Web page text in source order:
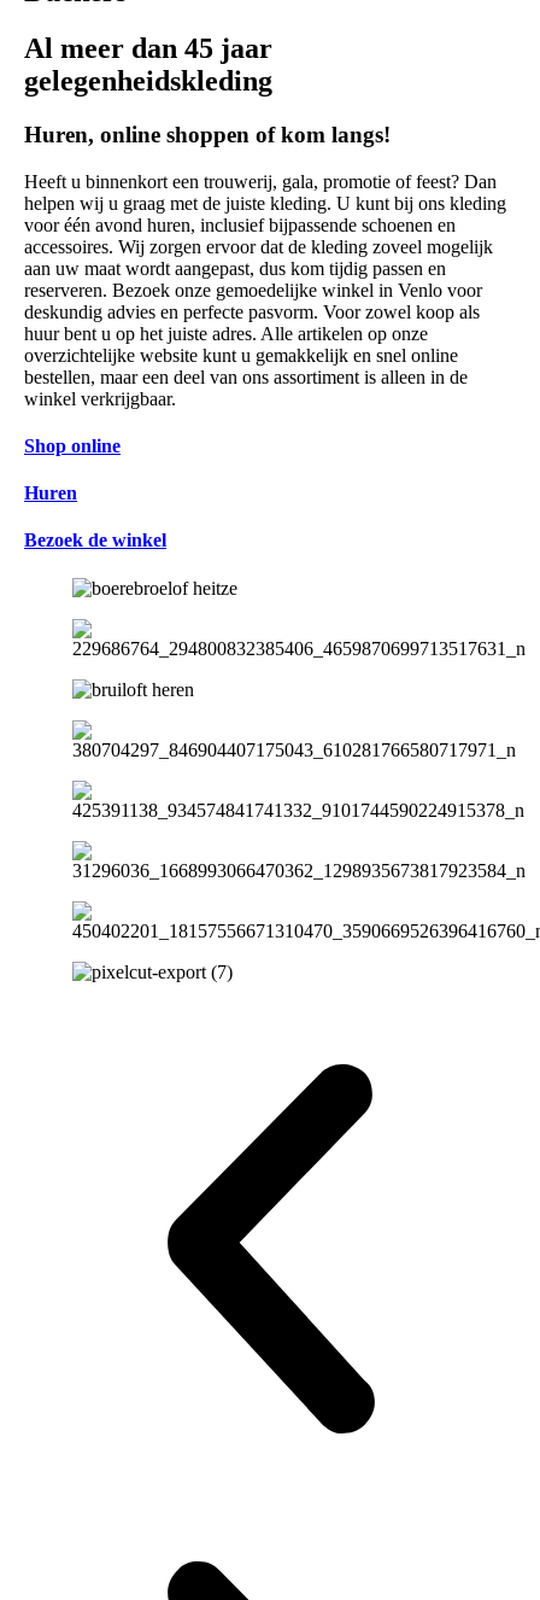
Al meer dan 45 jaar
gelegenheidskleding
Huren, online shoppen of kom langs!
Heeft u binnenkort een trouwerij, gala, promotie of feest? Dan
helpen wij u graag met de juiste kleding. U kunt bij ons kleding
voor één avond huren, inclusief bijpassende schoenen en
accessoires. Wij zorgen ervoor dat de kleding zoveel mogelijk
aan uw maat wordt aangepast, dus kom tijdig passen en
reserveren. Bezoek onze gemoedelijke winkel in Venlo voor
deskundig advies en perfecte pasvorm. Voor zowel koop als
huur bent u op het juiste adres. Alle artikelen op onze
overzichtelijke website kunt u gemakkelijk en snel online
bestellen, maar een deel van ons assortiment is alleen in de
winkel verkrijgbaar.
Shop online
Huren
Bezoek de winkel